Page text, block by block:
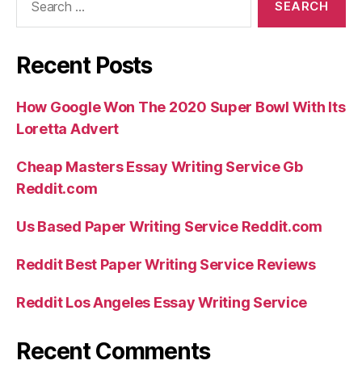
Recent Posts
How Google Won The 2020 Super Bowl With Its
Loretta Advert
Cheap Masters Essay Writing Service Gb
Reddit.com
Us Based Paper Writing Service Reddit.com
Reddit Best Paper Writing Service Reviews
Reddit Los Angeles Essay Writing Service
Recent Comments